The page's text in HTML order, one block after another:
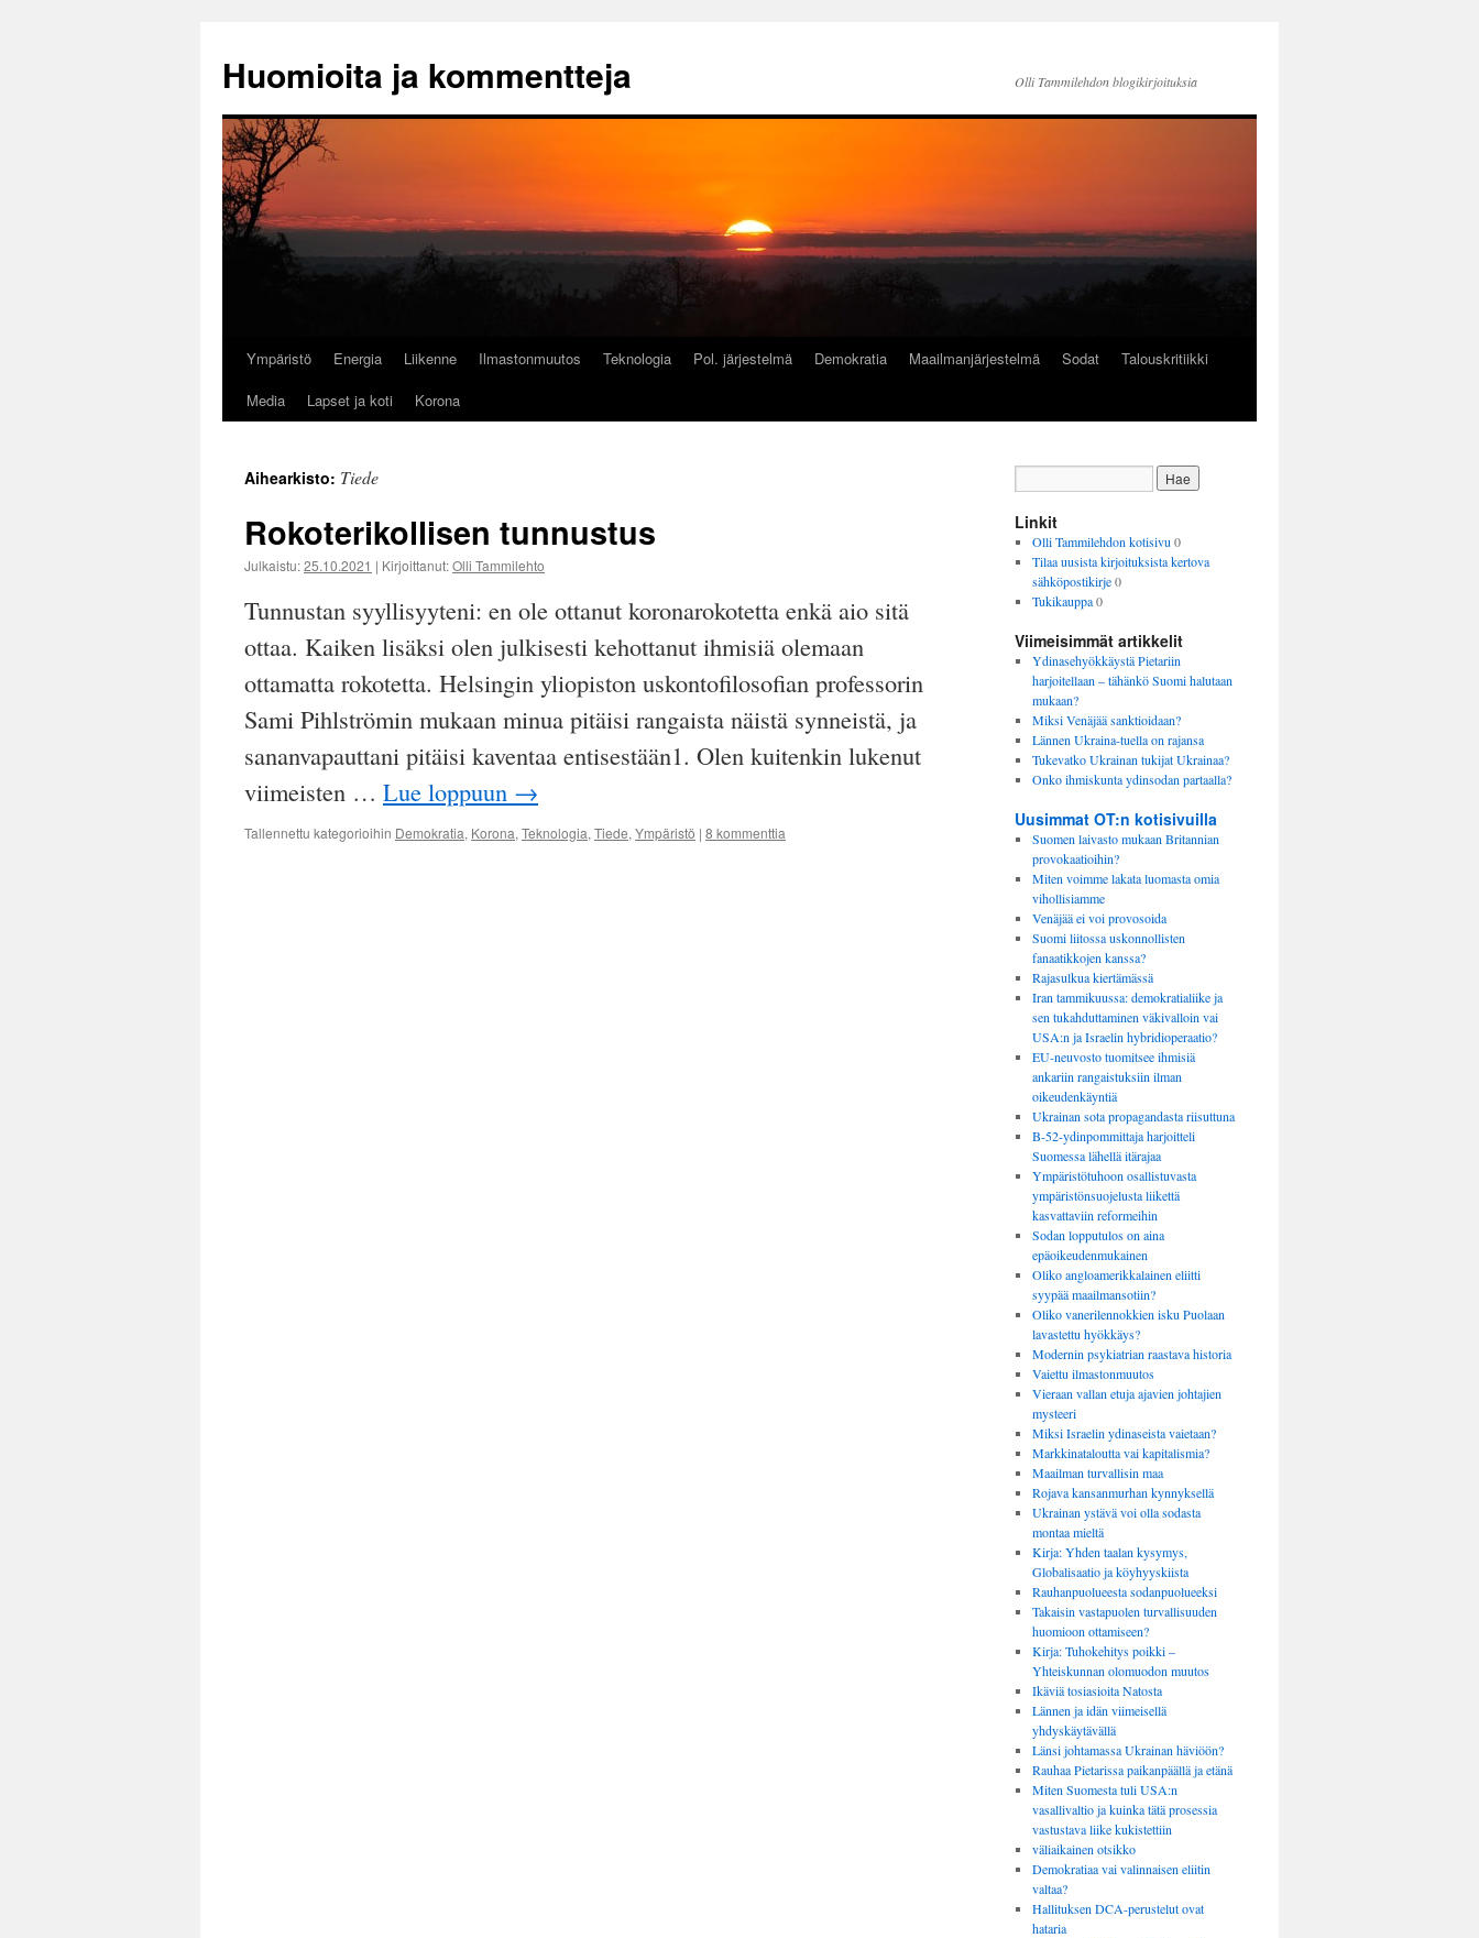
Huomioita ja kommentteja Olli Tammilehdon blogikirjoituksia
Siirry
sisältöön
Ympäristö Energia Liikenne Ilmastonmuutos Teknologia Pol. järjestelmä Demokratia Maailmanjärjestelmä Sodat
Talouskritiikki
Media
Lapset ja koti Korona
Aihearkisto: Tiede
Rokoterikollisen tunnustus
Julkaistu:25.10.2021 | Kirjoittanut:Olli Tammilehto
Tunnustan syyllisyyteni: en ole ottanut koronarokotetta enkä aio sitä
ottaa. Kaiken lisäksi olen julkisesti kehottanut ihmisiä olemaan
ottamatta rokotetta. Helsingin yliopiston uskontofilosofian professorin
Sami Pihlströmin mukaan minua pitäisi rangaista näistä synneistä, ja
sananvapauttani pitäisi kaventaa entisestään1. Olen kuitenkin lukenut
viimeisten … Lue loppuun →
Tallennettu kategorioihin Demokratia, Korona, Teknologia, Tiede, Ympäristö | 8 kommenttia
Linkit
Olli Tammilehdon kotisivu 0
Tilaa uusista kirjoituksista kertova
sähköpostikirje0
Tukikauppa0
Viimeisimmät artikkelit
Ydinasehyökkäystä Pietariin
harjoitellaan – tähänkö Suomi halutaan
mukaan?
Miksi Venäjää sanktioidaan?
Lännen Ukraina-tuella on rajansa
Tukevatko Ukrainan tukijat Ukrainaa?
Onko ihmiskunta ydinsodan partaalla?
Uusimmat OT:n kotisivuilla
Suomen laivasto mukaan Britannian
provokaatioihin?
Miten voimme lakata luomasta omia
vihollisiamme
Venäjää ei voi provosoida
Suomi liitossa uskonnollisten
fanaatikkojen kanssa?
Rajasulkua kiertämässä
Iran tammikuussa: demokratialiike ja
sen tukahduttaminen väkivalloin vai
USA:n ja Israelin hybridioperaatio?
EU-neuvosto tuomitsee ihmisiä
ankariin rangaistuksiin ilman
oikeudenkäyntiä
Ukrainan sota propagandasta riisuttuna
B-52-ydinpommittaja harjoitteli
Suomessa lähellä itärajaa
Ympäristötuhoon osallistuvasta
ympäristönsuojelusta liikettä
kasvattaviin reformeihin
Sodan lopputulos on aina
epäoikeudenmukainen
Oliko angloamerikkalainen eliitti
syypää maailmansotiin?
Oliko vanerilennokkien isku Puolaan
lavastettu hyökkäys?
Modernin psykiatrian raastava historia
Vaiettu ilmastonmuutos
Vieraan vallan etuja ajavien johtajien
mysteeri
Miksi Israelin ydinaseista vaietaan?
Markkinataloutta vai kapitalismia?
Maailman turvallisin maa
Rojava kansanmurhan kynnyksellä
Ukrainan ystävä voi olla sodasta
montaa mieltä
Kirja: Yhden taalan kysymys,
Globalisaatio ja köyhyyskiista
Rauhanpuolueesta sodanpuolueeksi
Takaisin vastapuolen turvallisuuden
huomioon ottamiseen?
Kirja: Tuhokehitys poikki –
Yhteiskunnan olomuodon muutos
Ikäviä tosiasioita Natosta
Lännen ja idän viimeisellä
yhdyskäytävällä
Länsi johtamassa Ukrainan häviöön?
Rauhaa Pietarissa paikanpäällä ja etänä
Miten Suomesta tuli USA:n
vasallivaltio ja kuinka tätä prosessia
vastustava liike kukistettiin
väliaikainen otsikko
Demokratiaa vai valinnaisen eliitin
valtaa?
Hallituksen DCA-perustelut ovat
hataria